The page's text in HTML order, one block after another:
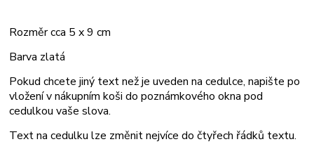
Rozměr cca 5 x 9 cm
Barva zlatá
Pokud chcete jiný text než je uveden na cedulce, napište po
vložení v nákupním koši do poznámkového okna pod
cedulkou vaše slova.
Text na cedulku lze změnit nejvíce do čtyřech řádků textu.